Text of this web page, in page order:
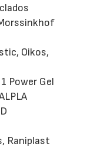
Oikos,
Power Gel
Raniplast